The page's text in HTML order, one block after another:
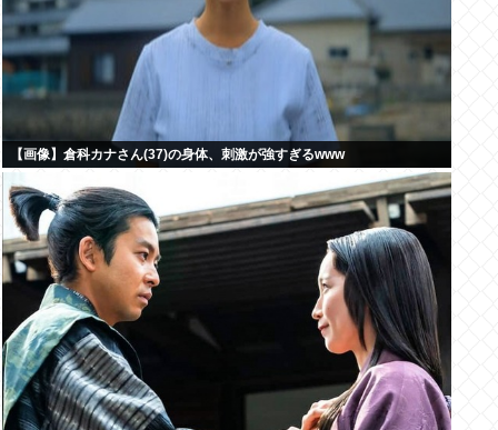
【画像】倉科カナさん(37)の身体、刺激が強すぎるwww